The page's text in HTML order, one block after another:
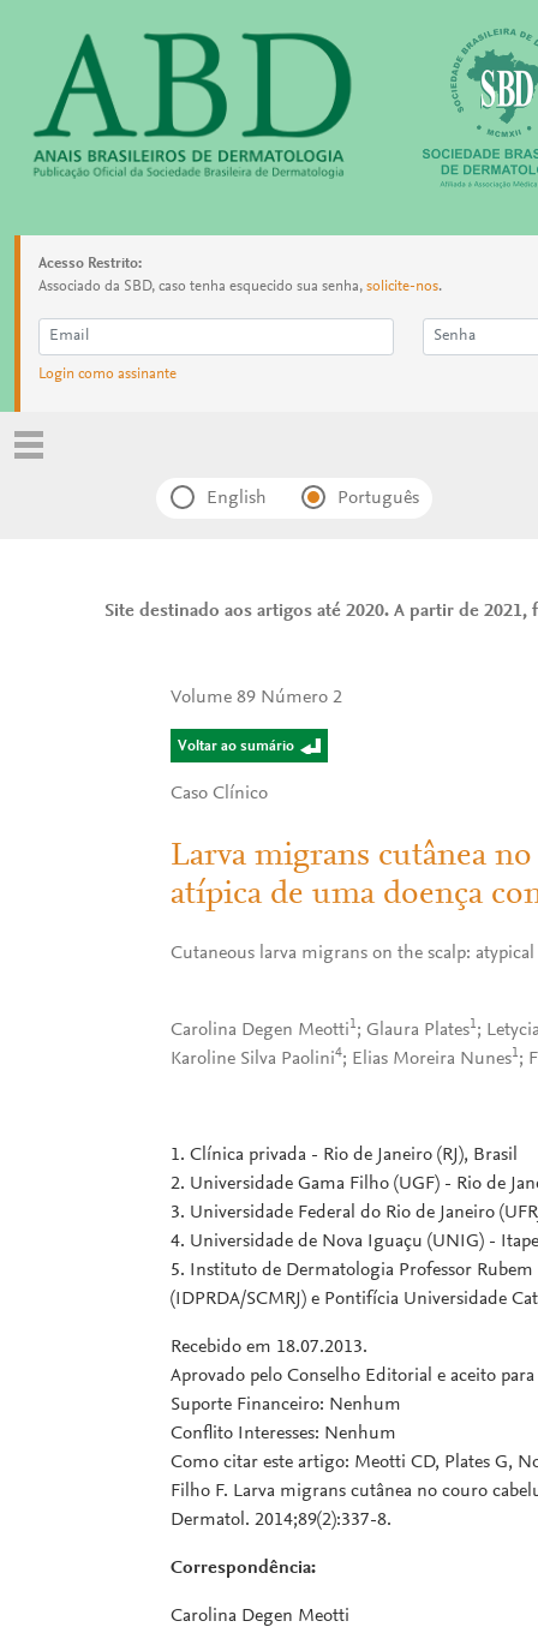
Acesso Restrito:
Associado da SBD, caso tenha esquecido sua senha, solicite-nos.
Login como assinante
English Português
Site destinado aos artigos até 2020. A partir de
Volume 89 Número 2
Voltar ao sumário
Caso Clínico
Larva migrans cutânea
atípica de uma doença
Cutaneous larva migrans on the scalp:
Carolina Degen Meotti1; Glaura Plates1;
Karoline Silva Paolini4; Elias Moreira Nunes1;
1. Clínica privada - Rio de Janeiro (RJ), Brasil
2. Universidade Gama Filho (UGF) - Rio de
3. Universidade Federal do Rio de Janeiro
4. Universidade de Nova Iguaçu (UNIG) -
5. Instituto de Dermatologia Professor Rubem
(IDPRDA/SCMRJ) e Pontifícia Universidade
Recebido em 18.07.2013.
Aprovado pelo Conselho Editorial e aceito
Suporte Financeiro: Nenhum
Conflito Interesses: Nenhum
Como citar este artigo: Meotti CD, Plates G,
Filho F. Larva migrans cutânea no couro
Dermatol. 2014;89(2):337-8.
Correspondência:
Carolina Degen Meotti